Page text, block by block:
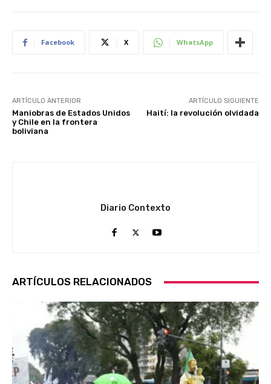
Facebook X WhatsApp
ARTÍCULO ANTERIOR
Maniobras de Estados Unidos
y Chile en la frontera
boliviana
ARTÍCULO SIGUIENTE
Haití: la revolución olvidada
Diario Contexto
ARTÍCULOS RELACIONADOS